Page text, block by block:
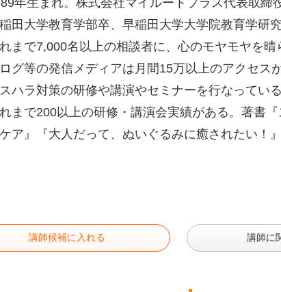
年生まれ。株式会社マイルートプラス代表取締役
田大学教育学部卒、早稲田大学大学院教育学研究
まで7,000名以上の相談者に、心のモヤモヤを
グ等の発信メディアは月間15万以上のアクセス
ハラ対策の研修や講演やセミナーを行なっている
まで200以上の研修・講演会実績がある。著書
ア』『大人だって、ぬいぐるみに癒されたい！』
講師候補に入れる 講師に